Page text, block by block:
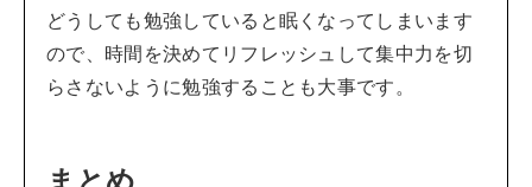
どうしても勉強していると眠くなってしまいます
ので、時間を決めてリフレッシュして集中力を切
らさないように勉強することも大事です。